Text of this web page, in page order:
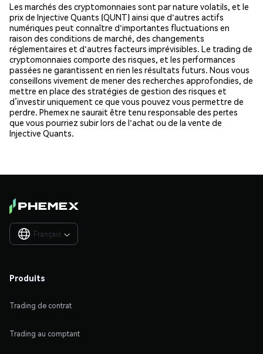
Les marchés des cryptomonnaies sont par nature volatils, et le
prix de Injective Quants (QUNT) ainsi que d'autres actifs
numériques peut connaître d'importantes fluctuations en
raison des conditions de marché, des changements
réglementaires et d'autres facteurs imprévisibles. Le trading de
cryptomonnaies comporte des risques, et les performances
passées ne garantissent en rien les résultats futurs. Nous vous
conseillons vivement de mener des recherches approfondies, de
mettre en place des stratégies de gestion des risques et
d’investir uniquement ce que vous pouvez vous permettre de
perdre. Phemex ne saurait être tenu responsable des pertes
que vous pourriez subir lors de l'achat ou de la vente de
Injective Quants.
Français 
Produits
Trading de contrat
Trading au comptant